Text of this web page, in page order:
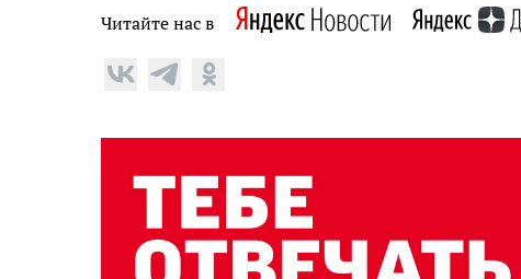
Читайте нас в